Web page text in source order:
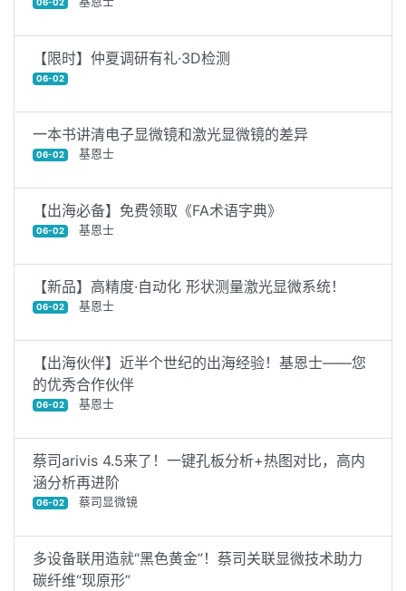
06-02
【限时】仲夏调研有礼·3D检测
06-02
一本书讲清电子显微镜和激光显微镜的差异
06-02 基恩士
【出海必备】免费领取《FA术语字典》
06-02 基恩士
【新品】高精度·自动化 形状测量激光显微系统！
06-02 基恩士
【出海伙伴】近半个世纪的出海经验！基恩士——您
的优秀合作伙伴
06-02 基恩士
蔡司arivis 4.5来了！一键孔板分析+热图对比，高内
涵分析再进阶
06-02 蔡司显微镜
多设备联用造就“黑色黄金”！蔡司关联显微技术助力
碳纤维“现原形”